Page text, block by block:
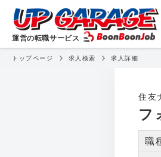
運営の転職サービス
トップページ 求人検索 求人詳細
住友
フ
職